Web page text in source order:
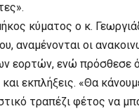
κύματος ο κ.
αναμένονται οι
εορτών, ενώ πρόσθεσε
εκπλήξεις. «Θα
τραπέζι φέτος να